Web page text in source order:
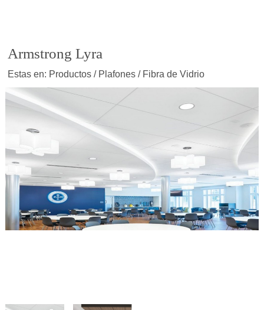
Armstrong Lyra
Estas en: Productos / Plafones / Fibra de Vidrio